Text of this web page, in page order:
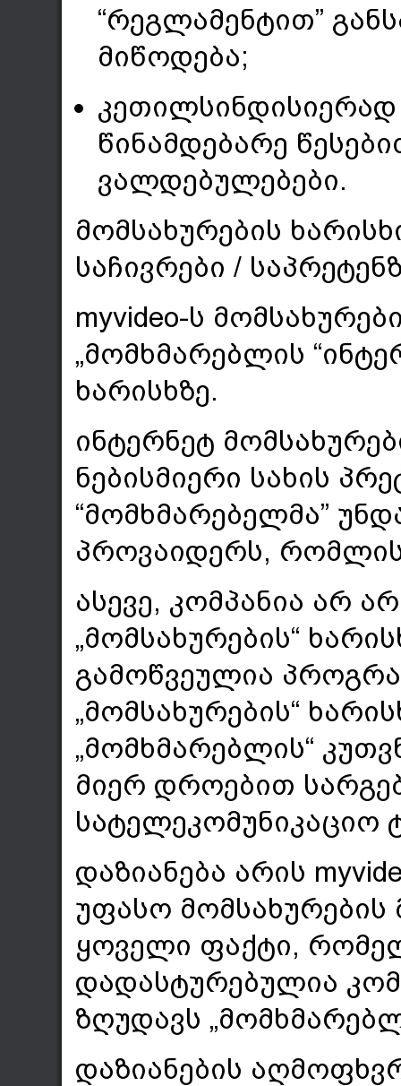
“რეგლამენტით”
მიწოდება;
წინამდებარე
ვალდებულებები.
მომსახურების
საჩივრები /
myvideo-ს
„მომხმარებლის
ხარისხზე.
ინტერნეტ
ნებისმიერი სახის
“მომხმარებელმა”
პროვაიდერს,
ასევე, კომპანია არ
„მომსახურების“
გამოწვეულია
„მომსახურების“
„მომხმარებლის“
მიერ დროებით
დაზიანება არის
უფასო მომსახურების
ყოველი ფაქტი,
დადასტურებულია
ზღუდავს
დაზიანების